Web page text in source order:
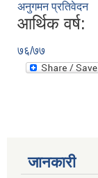
अनुगमन प्रतिवेदन
आर्थिक वर्ष:
७६/७७
जानकारी